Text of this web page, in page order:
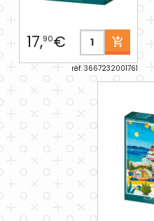
17,90€
réf. 3667232001761